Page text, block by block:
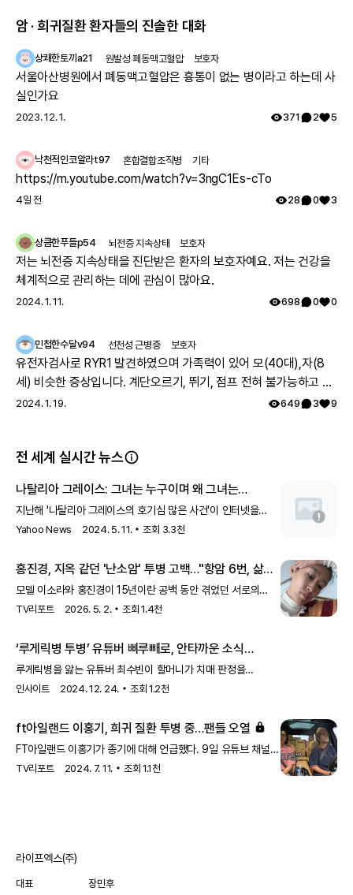
식품의약품안전처. 임상시험 대상자 권리 및 보호. (2021).
암 · 희귀질환 환자들의 진솔한 대화
상쾌한토끼a21 원발성 폐동맥고혈압 보호자
서울아산병원에서 폐동맥고혈압은 흉통이 없는 병이라고 하는데 사
실인가요
2023. 12. 1. 371 2 5
낙천적인코알라t97 혼합결합조직병 기타
https://m.youtube.com/watch?v=3ngC1Es-cTo
4일 전 28 0 3
상큼한푸들p54 뇌전증 지속상태 보호자
저는 뇌전증 지속상태을 진단받은 환자의 보호자예요. 저는 건강을
체계적으로 관리하는 데에 관심이 많아요.
2024. 1. 11. 698 0 0
민첩한수달v94 선천성 근병증 보호자
유전자검사로 RYR1 발견하였으며 가족력이 있어 모(40대),자(8
세) 비슷한 증상입니다. 계단오르기, 뛰기, 점프 전혀 불가능하고 전
체적으로 몸의 힘이 부족하지만 위의 불가능한점을 빼고는 힘들지
심히 하라는 답을 듣고 쭉 지내다가 출산후 첫째아이도 같은 증상으
확한 이유는 찾지 못했고 국내에는 없는 유형이며 다른나라에도 같
은 케이스가 있나 알아보기로 하고 주기적으로 외래만 다녔습니다.
그렇게 아이가 7세가 되고 지방병원에서 ryr1 발견하였고 드디어 모
에 가서 말씀드리니 아니라고, 잘못된 검사결과라고 찾고 있는중이
니 기다려보자고 하십니다 ㅠㅠ
2024. 1. 19. 649 3 9
전 세계 실시간 뉴스
나탈리아 그레이스: 그녀는 누구이며 왜 그녀는
양부모를 대면했는가
지난해 '나탈리아 그레이스의 호기심 많은 사건'이 인터넷을
강타했고, 이제 그녀가 자신의 이야기를 하고 있습니다.
Yahoo News 2024. 5. 11. 조회 3.3천
홍진경, 지옥 같던 '난소암' 투병 고백…"항암 6번, 삶
포기하고 싶었다" ('소라와 진경')
모델 이소라와 홍진경이 15년이란 공백 동안 겪었던 서로의
아픔을 드러냈다. 지난 26일 첫 방송된 MBC '소라와 진경'에서
TV리포트 2026. 5. 2. 조회1.4천
‘루게릭병 투병’ 유튜버 삐루빼로, 안타까운 소식
전했다... 할머니 ‘치매’ 판정
루게릭병을 앓는 유튜버 최수빈이 할머니가 치매 판정을
받았다고 고백했다.
인사이트 2024. 12. 24. 조회1.2천
ft아일랜드 이홍기, 희귀 질환 투병 중…팬들 오열
FT아일랜드 이홍기가 종기에 대해 언급했다. 9일 유튜브 채널
'비보티비(VIVO TV)'에는 '원조 아이돌 밴드 이홍기랑 한 차로
TV리포트 2024. 7. 11. 조회1.1천
라이프엑스(주)
대표 장민후